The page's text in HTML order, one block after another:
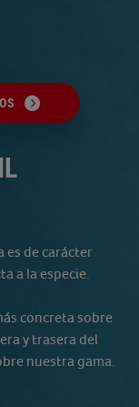
es de carácter
a la especie.
concreta sobre
y trasera del
nuestra gama.